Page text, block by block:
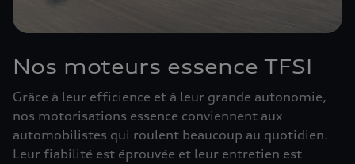
Nos moteurs essence TFSI
Grâce à leur efficience et à leur grande autonomie,
nos motorisations essence conviennent aux
automobilistes qui roulent beaucoup au quotidien.
Leur fiabilité est éprouvée et leur entretien est